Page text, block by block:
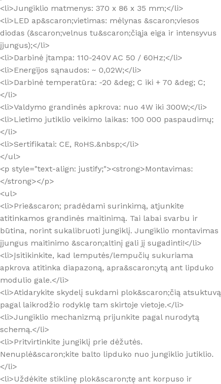
<li>Jungiklio matmenys: 370 x 86 x 35 mm;</li>
<li>LED ap&scaron;vietimas: mėlynas &scaron;viesos
diodas (&scaron;velnus tu&scaron;čiąja eiga ir intensyvus
įjungus);</li>
<li>Darbinė įtampa: 110-240V AC 50 / 60Hz;</li>
<li>Energijos sąnaudos: ~ 0,02W;</li>
<li>Darbinė temperatūra: -20 &deg; C iki + 70 &deg; C;
</li>
<li>Valdymo grandinės apkrova: nuo 4W iki 300W;</li>
<li>Lietimo jutiklio veikimo laikas: 100 000 paspaudimų;
</li>
<li>Sertifikatai: CE, RoHS.&nbsp;</li>
</ul>
<p style="text-align: justify;"><strong>Montavimas:
</strong></p>
<ul>
<li>Prie&scaron; pradėdami surinkimą, atjunkite
atitinkamos grandinės maitinimą. Tai labai svarbu ir
būtina, norint sukalibruoti jungiklį. Jungiklio montavimas
įjungus maitinimo &scaron;altinį gali jį sugadinti!</li>
<li>Įsitikinkite, kad lemputės/lempučių sukuriama
apkrova atitinka diapazoną, apra&scaron;ytą ant lipduko
modulio gale.</li>
<li>Atidarykite skydelį sukdami plok&scaron;čią atsuktuvą
pagal laikrodžio rodyklę tam skirtoje vietoje.</li>
<li>Jungiklio mechanizmą prijunkite pagal nurodytą
schemą.</li>
<li>Pritvirtinkite jungiklį prie dėžutės.
Nenuplė&scaron;kite balto lipduko nuo jungiklio jutiklio.
</li>
<li>Uždėkite stiklinę plok&scaron;tę ant korpuso ir